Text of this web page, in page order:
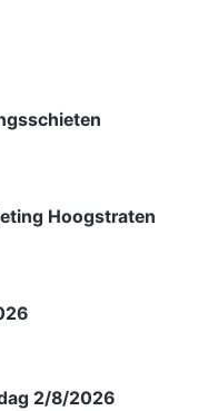
Hoogstraten
2/8/2026